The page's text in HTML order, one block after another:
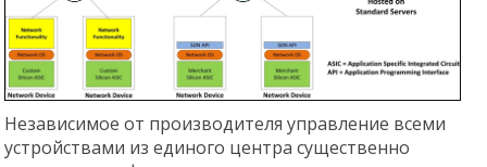
Независимое от производителя управление всеми
устройствами из единого центра существенно